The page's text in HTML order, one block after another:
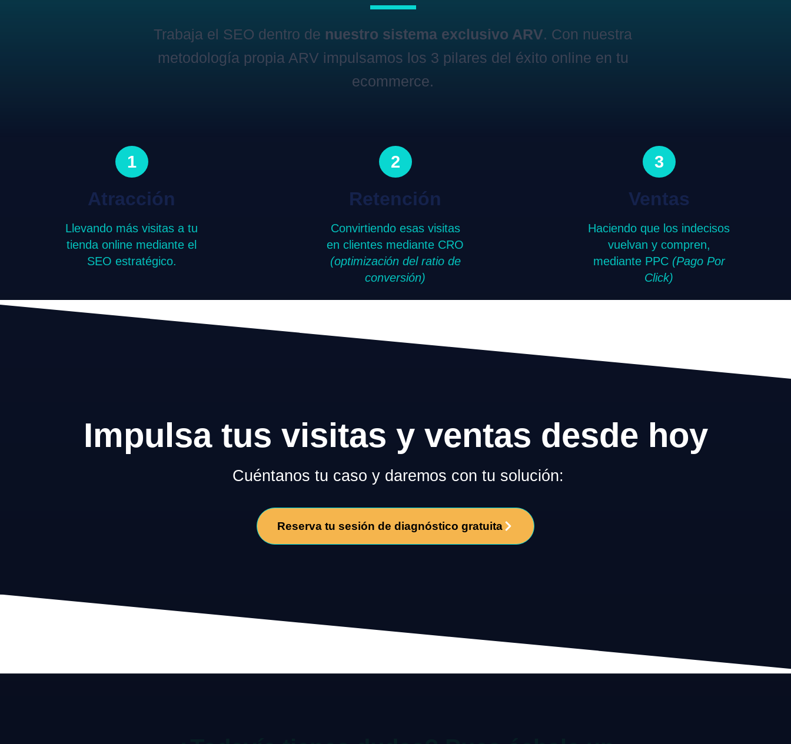
Trabaja el SEO dentro de nuestro sistema exclusivo ARV. Con nuestra
metodología propia ARV impulsamos los 3 pilares del éxito online en tu
ecommerce.
1
Atracción
Llevando más visitas a tu
tienda online mediante el
SEO estratégico.
2
Retención
Convirtiendo esas visitas
en clientes mediante CRO
(optimización del ratio de
conversión)
3
Ventas
Haciendo que los indecisos
vuelvan y compren,
mediante PPC (Pago Por
Click)
Impulsa tus visitas y ventas desde hoy
Cuéntanos tu caso y daremos con tu solución:
Reserva tu sesión de diagnóstico gratuita